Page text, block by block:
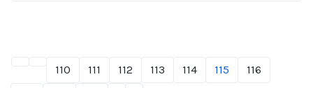
110 111 112 113 114 115
116